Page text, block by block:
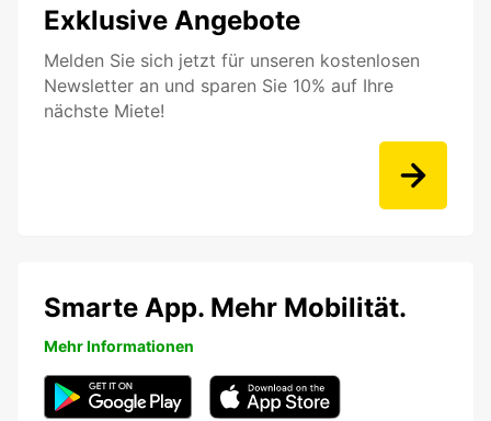
Exklusive Angebote
Melden Sie sich jetzt für unseren kostenlosen
Newsletter an und sparen Sie 10% auf Ihre
nächste Miete!
Smarte App. Mehr Mobilität.
Mehr Informationen